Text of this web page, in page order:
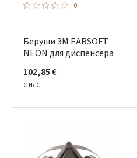
0
Беруши 3M EARSOFT
NEON для диспенсера
102,85 €
С НДС